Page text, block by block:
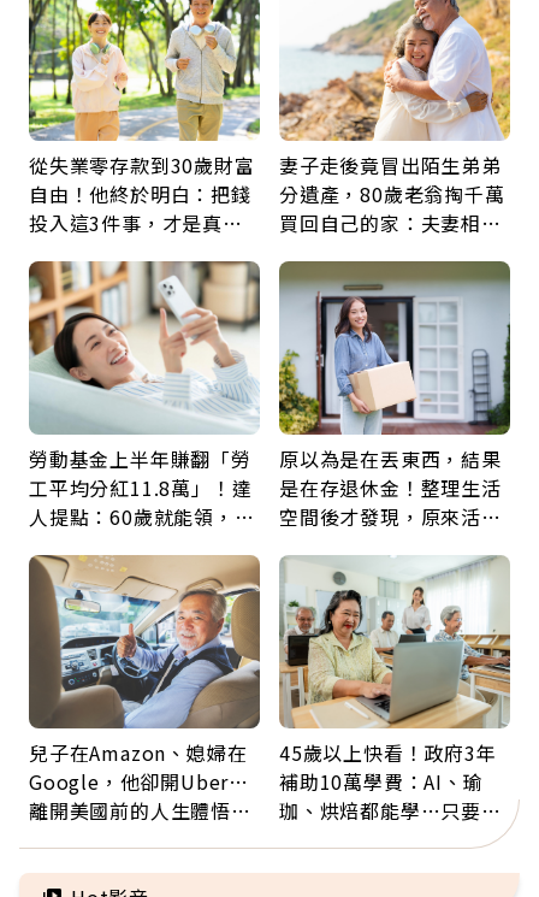
從失業零存款到30歲財富
自由！他終於明白：把錢
投入這3件事，才是真正
妻子走後竟冒出陌生弟弟
分遺產，80歲老翁掏千萬
買回自己的家：夫妻相守
勞動基金上半年賺翻「勞
工平均分紅11.8萬」！達
人提點：60歲就能領，重
原以為是在丟東西，結果
是在存退休金！整理生活
空間後才發現，原來活得
兒子在Amazon、媳婦在
Google，他卻開Uber…
離開美國前的人生體悟：
45歲以上快看！政府3年
補助10萬學費：AI、瑜
珈、烘焙都能學…只要願